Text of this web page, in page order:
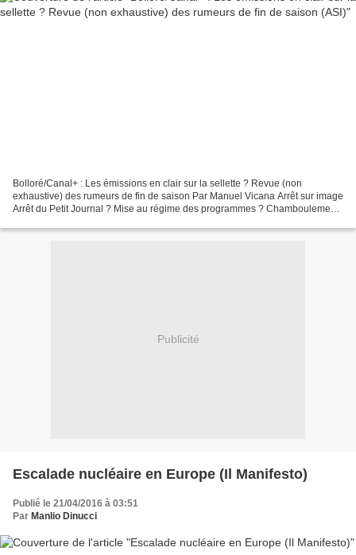
Bolloré/Canal+ : Les émissions en clair sur la sellette ? Revue (non
exhaustive) des rumeurs de fin de saison Par Manuel Vicana Arrêt sur image
Arrêt du Petit Journal ? Mise au régime des programmes ? Chamboulement
Publicité
Escalade nucléaire en Europe (Il Manifesto)
Publié le 21/04/2016 à 03:51
Par Manlio Dinucci